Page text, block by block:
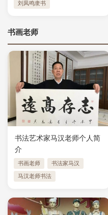
刘凤鸣隶书
书画老师
书法艺术家马汉老师个人简
介
书画老师 书法家马汉
马汉老师书法